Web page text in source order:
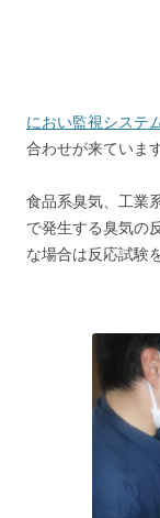
におい監視システ
合わせが来ています
食品系臭気、工業
で発生する臭気の
な場合は反応試験